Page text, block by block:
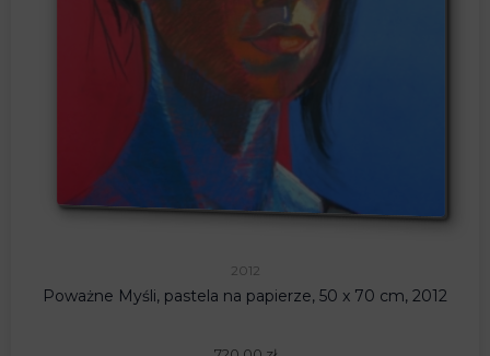
2012
Poważne Myśli, pastela na papierze, 50 x 70 cm, 2012